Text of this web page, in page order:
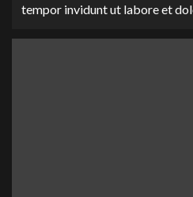
tempor invidunt ut labore et